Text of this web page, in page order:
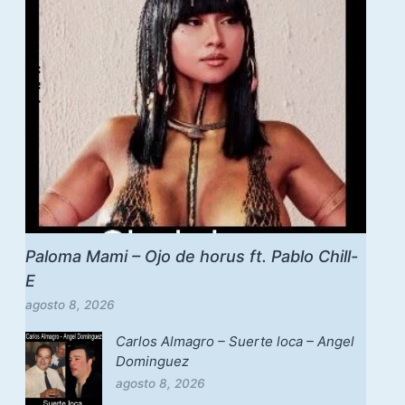
Paloma Mami – Ojo de horus ft. Pablo Chill-
E
agosto 8, 2026
Carlos Almagro – Suerte loca – Angel
Dominguez
agosto 8, 2026